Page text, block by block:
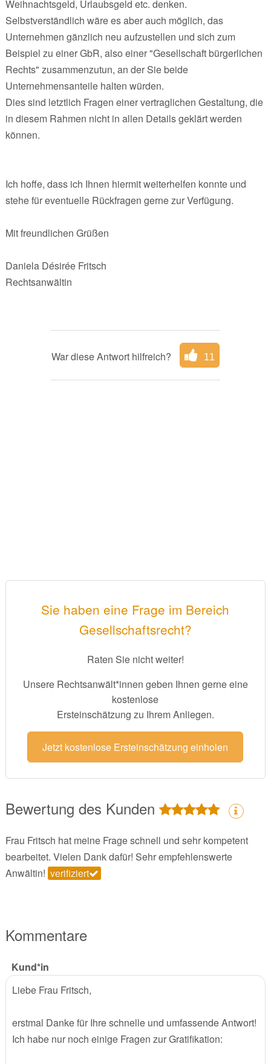
Weihnachtsgeld, Urlaubsgeld etc. denken.
Selbstverständlich wäre es aber auch möglich, das
Unternehmen gänzlich neu aufzustellen und sich zum
Beispiel zu einer GbR, also einer "Gesellschaft bürgerlichen
Rechts" zusammenzutun, an der Sie beide
Unternehmensanteile halten würden.
Dies sind letztlich Fragen einer vertraglichen Gestaltung, die
in diesem Rahmen nicht in allen Details geklärt werden
können.
Ich hoffe, dass ich Ihnen hiermit weiterhelfen konnte und
stehe für eventuelle Rückfragen gerne zur Verfügung.
Mit freundlichen Grüßen
Daniela Désirée Fritsch
Rechtsanwältin
War diese Antwort hilfreich? 11
Sie haben eine Frage im Bereich
Gesellschaftsrecht?
Raten Sie nicht weiter!
Unsere Rechtsanwält*innen geben Ihnen gerne eine
kostenlose
Ersteinschätzung zu Ihrem Anliegen.
Jetzt kostenlose Ersteinschätzung einholen
Bewertung des Kunden
Frau Fritsch hat meine Frage schnell und sehr kompetent
bearbeitet. Vielen Dank dafür! Sehr empfehlenswerte
Anwältin! verifiziert
Kommentare
Kund*in
Liebe Frau Fritsch,
erstmal Danke für Ihre schnelle und umfassende Antwort!
Ich habe nur noch einige Fragen zur Gratifikation: